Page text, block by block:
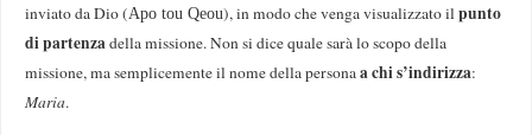
inviato da Dio (Apo tou Qeou), in modo che venga visualizzato ilpunto
di partenzadella missione. Non si dice quale sarà lo scopo della
missione, ma semplicemente il nome della personaa chi s’indirizza:
Maria.